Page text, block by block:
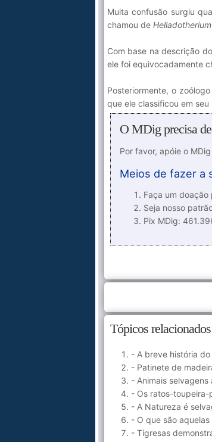
Muita confusão surgiu
chamou de Helladotherium
Com base na descrição
ele foi equivocadamente
Posteriormente, o
que ele classificou em
O MDig precisa
Por favor, apóie o
Meios de fazer a
Faça um
Seja nosso
Pix MDig:
Tópicos
- A breve história
- Patinete de
- Animais
- Os ratos-toupeira-
- A Natureza é
- O que são
- Tigresas